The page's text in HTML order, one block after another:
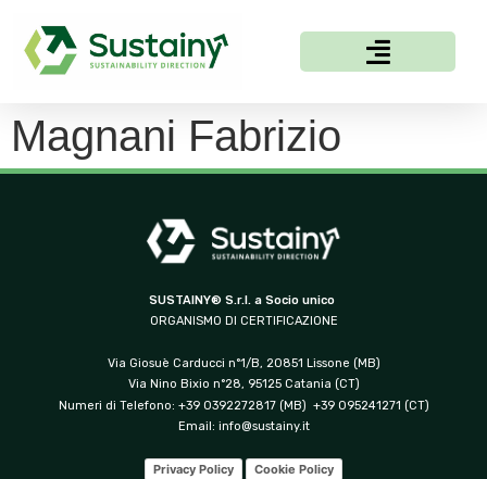
Magnani Fabrizio
SUSTAINY® S.r.l. a Socio unico
ORGANISMO DI CERTIFICAZIONE
Via Giosuè Carducci n°1/B, 20851 Lissone (MB)
Via Nino Bixio n°28, 95125 Catania (CT)
Numeri di Telefono: +39 0392272817 (MB) +39 095241271 (CT)
Email: info@sustainy.it
Privacy Policy Cookie Policy